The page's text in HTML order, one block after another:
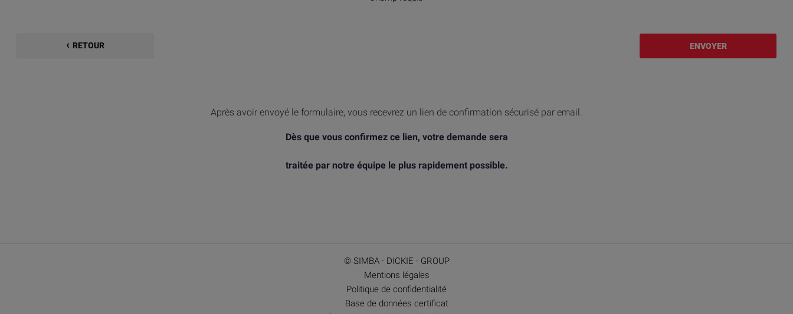
RETOUR ENVOYER
Après avoir envoyé le formulaire, vous recevrez un lien de confirmation sécurisé par email.
Dès que vous confirmez ce lien, votre demande sera
traitée par notre équipe le plus rapidement possible.
© SIMBA · DICKIE · GROUP
Mentions légales
Politique de confidentialité
Base de données certificat